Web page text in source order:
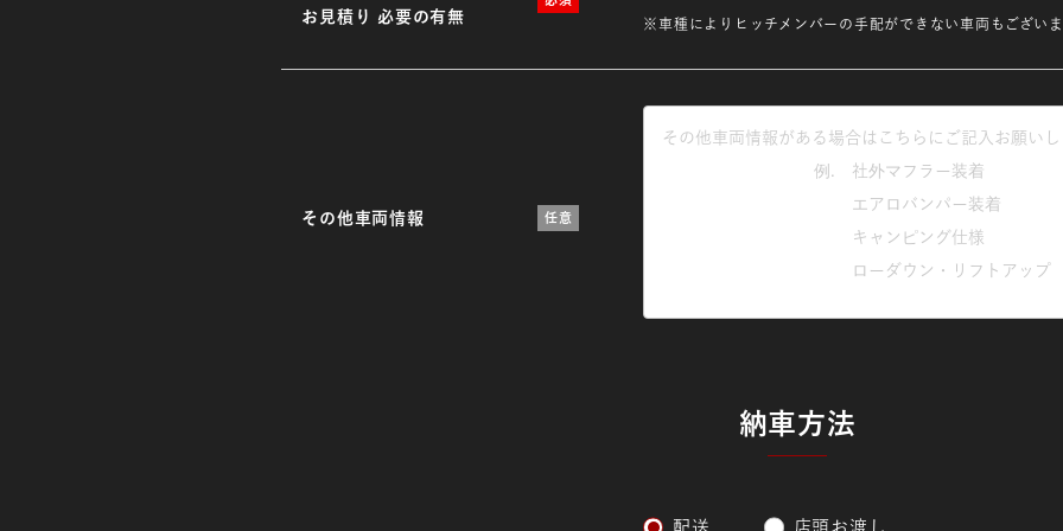
お見積り 必要の有無 ※車種によりヒッチメンバーの手配ができない車両もござい
その他車両情報
納車方法
配送 店頭お渡し